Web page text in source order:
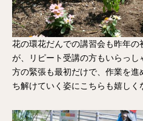
花の環花だんでの講習会も昨年
が、リピート受講の方もいらっ
方の緊張も最初だけで、作業を
ち解けていく姿にこちらも嬉しく